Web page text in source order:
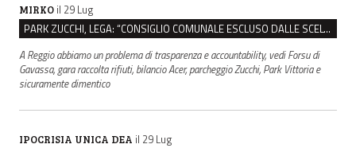
MIRKO il 29 Lug
PARK ZUCCHI, LEGA: “CONSIGLIO COMUNALE ESCLUSO DALLE SCELTE, PRETENDIAMO TUTTI GLI ATTI”
A Reggio abbiamo un problema di trasparenza e accountability, vedi Forsu di
Gavassa, gara raccolta rifiuti, bilancio Acer, parcheggio Zucchi, Park Vittoria e
sicuramente dimentico
IPOCRISIA UNICA DEA il 29 Lug